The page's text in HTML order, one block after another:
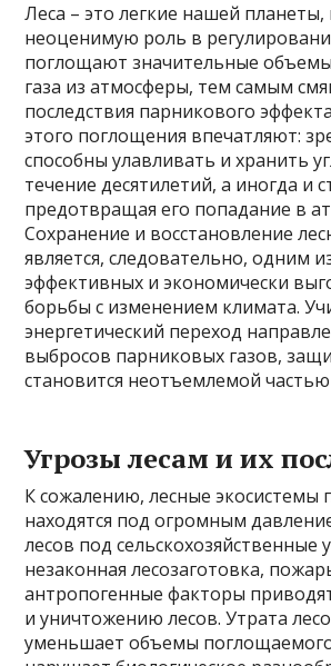
Леса – это легкие нашей
неоценимую роль в
поглощают значительные объемы
газа из атмосферы, тем самым
последствия парникового
этого поглощения впечатляют:
способны улавливать и хранить
течение десятилетий, а иногда и
предотвращая его попадание в
Сохранение и восстановление
является, следовательно, одним
эффективных и экономически
борьбы с изменением климата.
энергетический переход
выбросов парниковых газов,
становится неотъемлемой частью
Угрозы лесам и их
К сожалению, лесные экосистемы
находятся под огромным
лесов под сельскохозяйственные
незаконная лесозаготовка,
антропогенные факторы
и уничтожению лесов. Утрата
уменьшает объемы